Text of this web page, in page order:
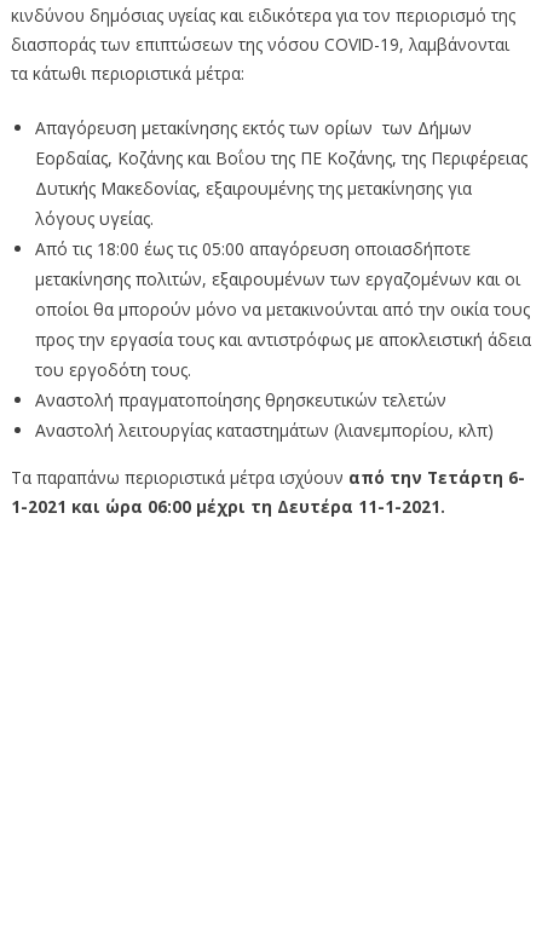
κινδύνου δημόσιας υγείας και ειδικότερα για τον περιορισμό της
διασποράς των επιπτώσεων της νόσου COVID-19, λαμβάνονται
τα κάτωθι περιοριστικά μέτρα:
Απαγόρευση μετακίνησης εκτός των ορίων των Δήμων
Εορδαίας, Κοζάνης και Βοΐου της ΠΕ Κοζάνης, της Περιφέρειας
Δυτικής Μακεδονίας, εξαιρουμένης της μετακίνησης για
λόγους υγείας.
Από τις 18:00 έως τις 05:00 απαγόρευση οποιασδήποτε
μετακίνησης πολιτών, εξαιρουμένων των εργαζομένων και οι
οποίοι θα μπορούν μόνο να μετακινούνται από την οικία τους
προς την εργασία τους και αντιστρόφως με αποκλειστική άδεια
του εργοδότη τους.
Αναστολή πραγματοποίησης θρησκευτικών τελετών
Αναστολή λειτουργίας καταστημάτων (λιανεμπορίου, κλπ)
Τα παραπάνω περιοριστικά μέτρα ισχύουν από την Τετάρτη 6-
1-2021 και ώρα 06:00 μέχρι τη Δευτέρα 11-1-2021.